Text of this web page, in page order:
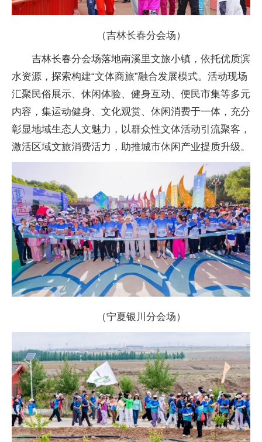
（吉林长春分会场）
吉林长春分会场落地南溪里文旅小镇，依托优质滨
水资源，探索构建“文体商旅”融合发展模式。活动现场
汇聚民俗展示、休闲体验、健身互动、便民市集等多元
内容，集运动健身、文化观赏、休闲消费于一体，充分
彰显地域生态人文魅力，以群众性文体活动引流聚客，
激活区域文旅消费活力，助推城市休闲产业提质升级。
（宁夏银川分会场）